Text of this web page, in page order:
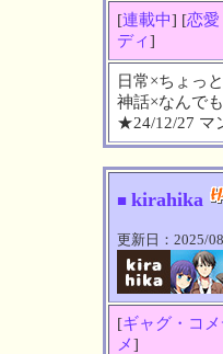
[連載中] [恋愛
ディ]
日常×ちょっ
神話×なんで
★24/12/27 マ
■ kirahika
更新日：2025/
[ギャグ・コメ
メ]